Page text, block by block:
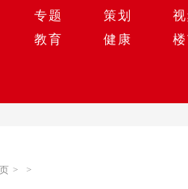
专题 策划
教育 健康
> >